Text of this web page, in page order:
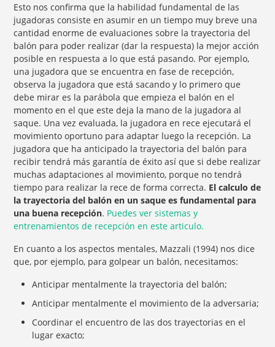
Esto nos confirma que la habilidad fundamental de las
jugadoras consiste en asumir en un tiempo muy breve una
cantidad enorme de evaluaciones sobre la trayectoria del
balón para poder realizar (dar la respuesta) la mejor acción
posible en respuesta a lo que está pasando. Por ejemplo,
una jugadora que se encuentra en fase de recepción,
observa la jugadora que está sacando y lo primero que
debe mirar es la parábola que empieza el balón en el
momento en el que este deja la mano de la jugadora al
saque. Una vez evaluada, la jugadora en rece ejecutará el
movimiento oportuno para adaptar luego la recepción. La
jugadora que ha anticipado la trayectoria del balón para
recibir tendrá más garantía de éxito así que si debe realizar
muchas adaptaciones al movimiento, porque no tendrá
tiempo para realizar la rece de forma correcta. El calculo de
la trayectoria del balón en un saque es fundamental para
una buena recepción. Puedes ver sistemas y
entrenamientos de recepción en este articulo.
En cuanto a los aspectos mentales, Mazzali (1994) nos dice
que, por ejemplo, para golpear un balón, necesitamos:
Anticipar mentalmente la trayectoria del balón;
Anticipar mentalmente el movimiento de la adversaria;
Coordinar el encuentro de las dos trayectorias en el
lugar exacto;